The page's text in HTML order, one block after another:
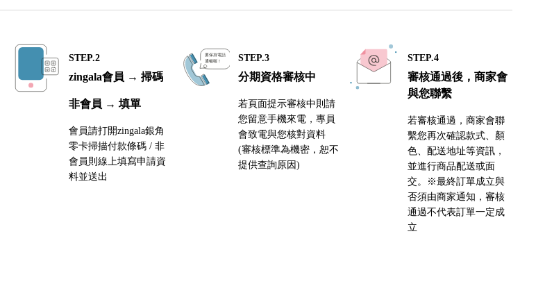
STEP.2
zingala會員 → 掃碼
非會員 → 填單
會員請打開zingala銀角
零卡掃描付款條碼 / 非
會員則線上填寫申請資
料並送出
STEP.3
分期資格審核中
若頁面提示審核中則請
您留意手機來電，專員
會致電與您核對資料
(審核標準為機密，恕不
提供查詢原因)
STEP.4
審核通過後，商家會
與您聯繫
若審核通過，商家會聯
繫您再次確認款式、顏
色、配送地址等資訊，
並進行商品配送或面
交。※最終訂單成立與
否須由商家通知，審核
通過不代表訂單一定成
立